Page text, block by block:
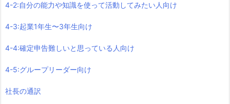
4-2:自分の能力や知識を使って活動してみたい人向け
4-3:起業1年生〜3年生向け
4-4:確定申告難しいと思っている人向け
4-5:グループリーダー向け
社長の通訳